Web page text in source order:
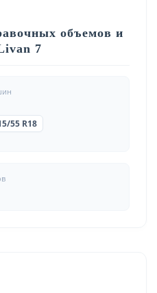
объемов и
7
55 R18